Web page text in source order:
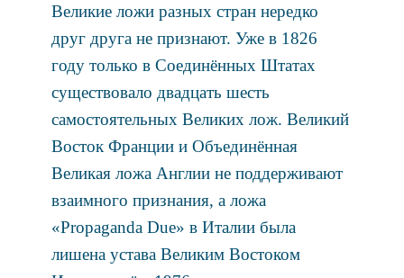
Великие ложи разных стран нередко
друг друга не признают. Уже в 1826
году только в Соединённых Штатах
существовало двадцать шесть
самостоятельных Великих лож. Великий
Восток Франции и Объединённая
Великая ложа Англии не поддерживают
взаимного признания, а ложа
«Propaganda Due» в Италии была
лишена устава Великим Востоком